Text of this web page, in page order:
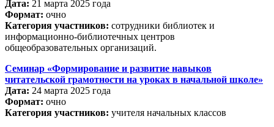
Дата: 21 марта 2025 года
Формат: очно
Категория участников: сотрудники библиотек и
информационно-библиотечных центров
общеобразовательных организаций.
Семинар «Формирование и развитие навыков
читательской грамотности на уроках в начальной школе»
Дата: 24 марта 2025 года
Формат: очно
Категория участников: учителя начальных классов